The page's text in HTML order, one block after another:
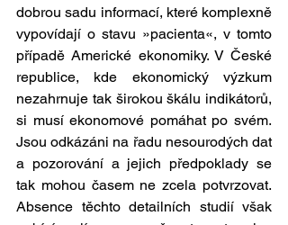
dobrou sadu informací, které komplexně
vypovídají o stavu »pacienta«, v tomto
případě Americké ekonomiky. V České
republice, kde ekonomický výzkum
nezahrnuje tak širokou škálu indikátorů,
si musí ekonomové pomáhat po svém.
Jsou odkázáni na řadu nesourodých dat
a pozorování a jejich předpoklady se
tak mohou časem ne zcela potvrzovat.
Absence těchto detailních studií však